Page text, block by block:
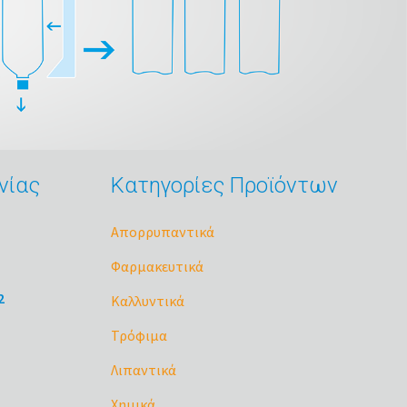
Κατηγορίες Προϊόντων
Απορρυπαντικά
Φαρμακευτικά
Καλλυντικά
Τρόφιμα
Λιπαντικά